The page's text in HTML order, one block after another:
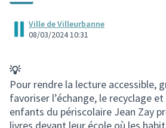
Ville de Villeurbanne
08/03/2024 10:31
💡
Pour rendre la lecture accessible,
favoriser l’échange, le recyclage
enfants du périscolaire Jean Zay